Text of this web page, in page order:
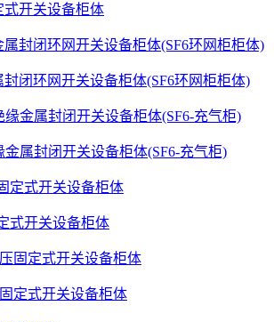
式开关设备柜体
封闭环网开关设备柜体(SF6环网柜柜体)
金属封闭开关设备柜体(SF6-充气柜)
式开关设备柜体
定式开关设备柜体